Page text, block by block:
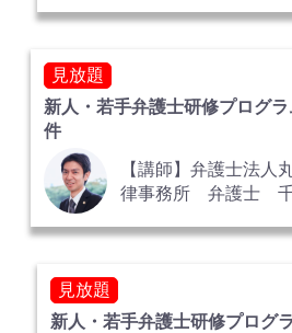
見放題
新人・若手弁護士研修プログ
件
【講師】弁護士法人
律事務所 弁護士
見放題
新人・若手弁護士研修プロ